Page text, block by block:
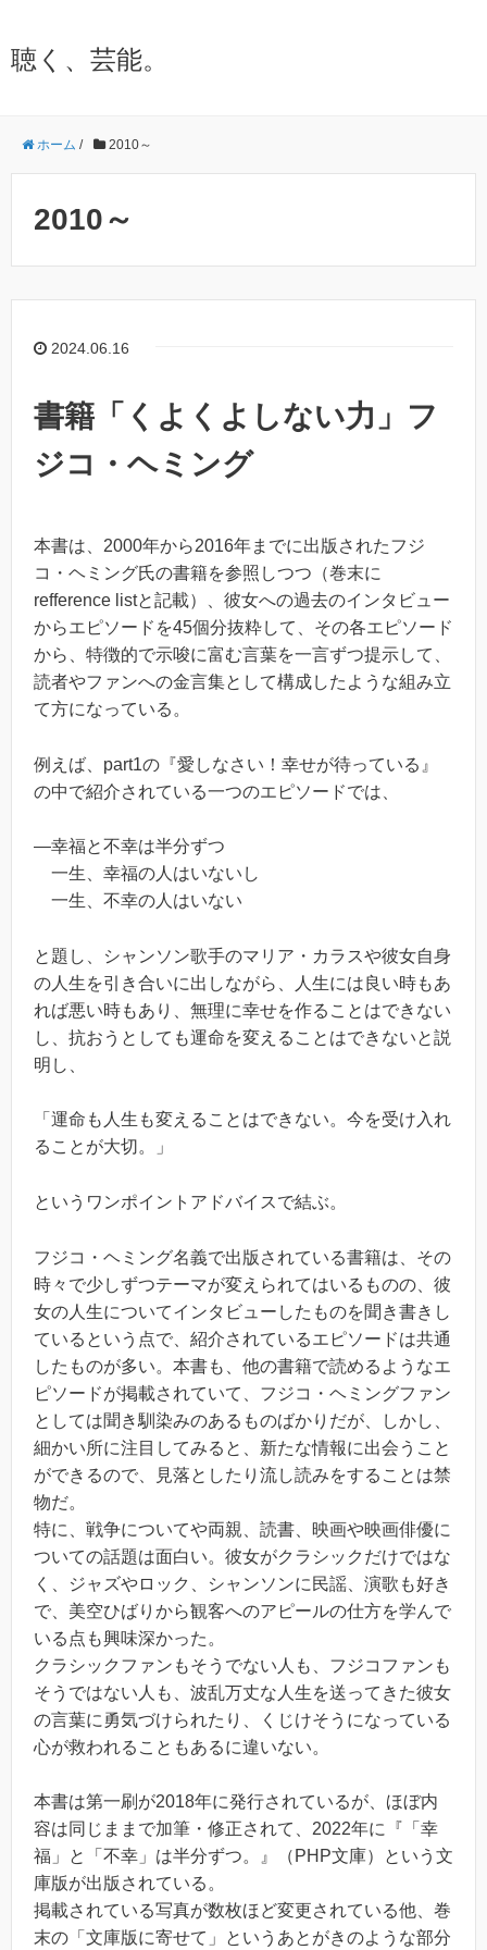
聴く、芸能。
ホーム / 2010～
2010～
2024.06.16
書籍「くよくよしない力」フ
ジコ・ヘミング
本書は、2000年から2016年までに出版されたフジ
コ・ヘミング氏の書籍を参照しつつ（巻末に
refference listと記載）、彼女への過去のインタビュー
からエピソードを45個分抜粋して、その各エピソード
から、特徴的で示唆に富む言葉を一言ずつ提示して、
読者やファンへの金言集として構成したような組み立
て方になっている。
例えば、part1の『愛しなさい！幸せが待っている』
の中で紹介されている一つのエピソードでは、
―幸福と不幸は半分ずつ
一生、幸福の人はいないし
一生、不幸の人はいない
と題し、シャンソン歌手のマリア・カラスや彼女自身
の人生を引き合いに出しながら、人生には良い時もあ
れば悪い時もあり、無理に幸せを作ることはできない
し、抗おうとしても運命を変えることはできないと説
明し、
「運命も人生も変えることはできない。今を受け入れ
ることが大切。」
というワンポイントアドバイスで結ぶ。
フジコ・ヘミング名義で出版されている書籍は、その
時々で少しずつテーマが変えられてはいるものの、彼
女の人生についてインタビューしたものを聞き書きし
ているという点で、紹介されているエピソードは共通
したものが多い。本書も、他の書籍で読めるようなエ
ピソードが掲載されていて、フジコ・ヘミングファン
としては聞き馴染みのあるものばかりだが、しかし、
細かい所に注目してみると、新たな情報に出会うこと
ができるので、見落としたり流し読みをすることは禁
物だ。
特に、戦争についてや両親、読書、映画や映画俳優に
ついての話題は面白い。彼女がクラシックだけではな
く、ジャズやロック、シャンソンに民謡、演歌も好き
で、美空ひばりから観客へのアピールの仕方を学んで
いる点も興味深かった。
クラシックファンもそうでない人も、フジコファンも
そうではない人も、波乱万丈な人生を送ってきた彼女
の言葉に勇気づけられたり、くじけそうになっている
心が救われることもあるに違いない。
本書は第一刷が2018年に発行されているが、ほぼ内
容は同じままで加筆・修正されて、2022年に『「幸
福」と「不幸」は半分ずつ。』（PHP文庫）という文
庫版が出版されている。
掲載されている写真が数枚ほど変更されている他、巻
末の「文庫版に寄せて」というあとがきのような部分